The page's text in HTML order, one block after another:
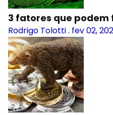
3 fatores que podem
Rodrigo Tolotti. fev 02,